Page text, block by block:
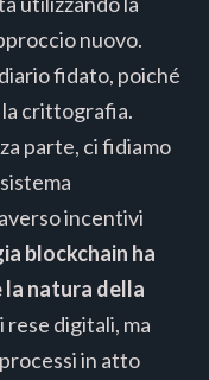
nuovo.
fidato, poiché
crittografia.
parte, ci fidiamo
incentivi
blockchain ha
la natura della
rese digitali, ma
in atto